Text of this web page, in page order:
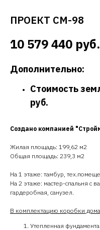
ПРОЕКТ СМ-98
10 579 440 руб.
Дополнительно:
Стоимость
руб.
Создано компанией
Жилая площадь: 199,62 м2
Общая площадь: 239,3 м2
На 1 этаже: тамбур,
На 2 этаже: мастер-спальня с
гардеробная, санузел.
В комплектацию коробки
Утепленная